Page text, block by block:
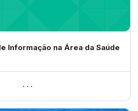
Informação na Área da Saúde